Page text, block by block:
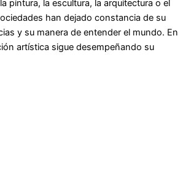
pintura, la escultura, la arquitectura o el
han dejado constancia de su
y su manera de entender el mundo. En
artística sigue desempeñando su